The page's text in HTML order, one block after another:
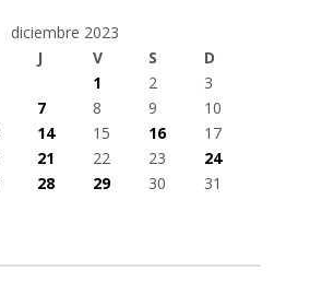
diciembre 2023
J V S
D
1
2
3
7 8 9
10
14 15 16
17
21 22 23
24
28 29 30
31